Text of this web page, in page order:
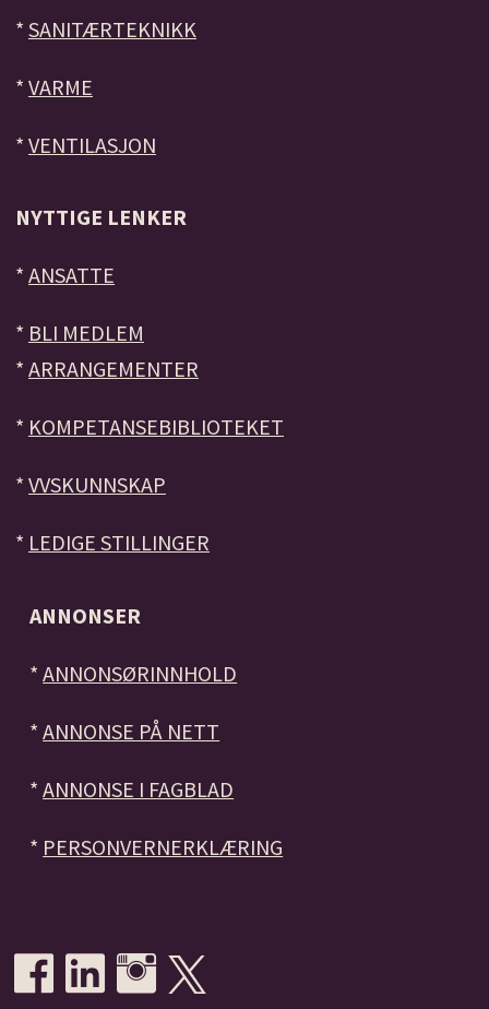
* SANITÆRTEKNIKK
* VARME
* VENTILASJON
NYTTIGE LENKER
* ANSATTE
* BLI MEDLEM
* ARRANGEMENTER
* KOMPETANSEBIBLIOTEKET
* VVSKUNNSKAP
* LEDIGE STILLINGER
ANNONSER
*ANNONSØRINNHOLD
*ANNONSE PÅ NETT
*ANNONSE I FAGBLAD
* PERSONVERNERKLÆRING